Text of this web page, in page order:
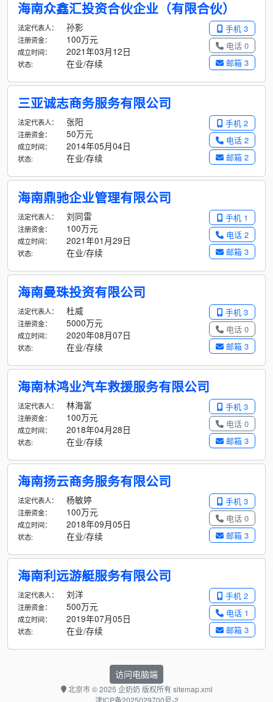
海南众鑫汇投资合伙企业（有限合伙）
手机 3
电话 0
邮箱 3
法定代表人： 孙影
注册资金： 100万元
成立时间： 2021年03月12日
状态: 在业/存续
三亚诚志商务服务有限公司
手机 2
电话 2
邮箱 2
法定代表人： 张阳
注册资金： 50万元
成立时间： 2014年05月04日
状态: 在业/存续
海南鼎驰企业管理有限公司
手机 1
电话 2
邮箱 3
法定代表人： 刘同雷
注册资金： 100万元
成立时间： 2021年01月29日
状态: 在业/存续
海南曼珠投资有限公司
手机 3
电话 0
邮箱 3
法定代表人： 杜威
注册资金： 5000万元
成立时间： 2020年08月07日
状态: 在业/存续
海南林鸿业汽车救援服务有限公司
手机 3
电话 0
邮箱 3
法定代表人： 林海富
注册资金： 100万元
成立时间： 2018年04月28日
状态: 在业/存续
海南扬云商务服务有限公司
手机 3
电话 0
邮箱 3
法定代表人： 杨敏婷
注册资金： 100万元
成立时间： 2018年09月05日
状态: 在业/存续
海南利远游艇服务有限公司
手机 2
电话 1
邮箱 3
法定代表人： 刘洋
注册资金： 500万元
成立时间： 2019年07月05日
状态: 在业/存续
访问电脑端
北京市© 2025 企奶奶 版权所有sitemap.xml
津ICP备2025029700号-2